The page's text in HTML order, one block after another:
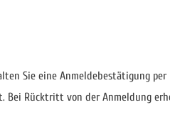
Sie eine Anmeldebestätigung per
Rücktritt von der Anmeldung